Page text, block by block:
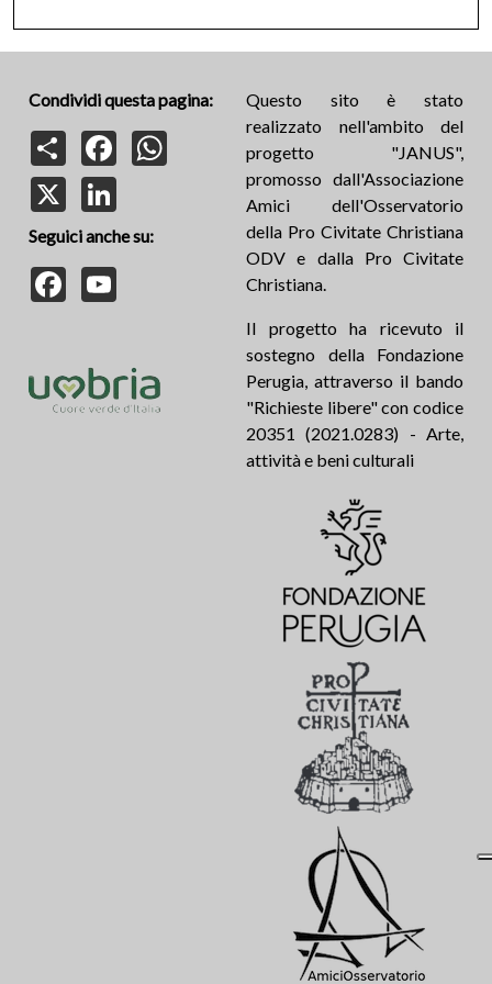
Condividi questa pagina:
Share
FacebookWhatsApp
Seguici anche su:
Facebook
Questo sito è stato
realizzato nell'ambito del
progetto "JANUS",
promosso dall'Associazione
Amici dell'Osservatorio
della Pro Civitate Christiana
ODV e dalla Pro Civitate
Christiana.
Il progetto ha ricevuto il
sostegno della Fondazione
Perugia, attraverso il bando
"Richieste libere" con codice
20351 (2021.0283) - Arte,
attività e beni culturali